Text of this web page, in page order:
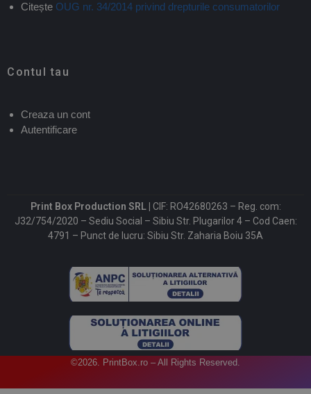
Citește OUG nr. 34/2014 privind drepturile consumatorilor
Contul tau
Creaza un cont
Autentificare
Print Box Production SRL | CIF: RO42680263 – Reg. com:
J32/754/2020 – Sediu Social – Sibiu Str. Plugarilor 4 – Cod Caen:
4791 – Punct de lucru: Sibiu Str. Zaharia Boiu 35A
©2026. PrintBox.ro – All Rights Reserved.